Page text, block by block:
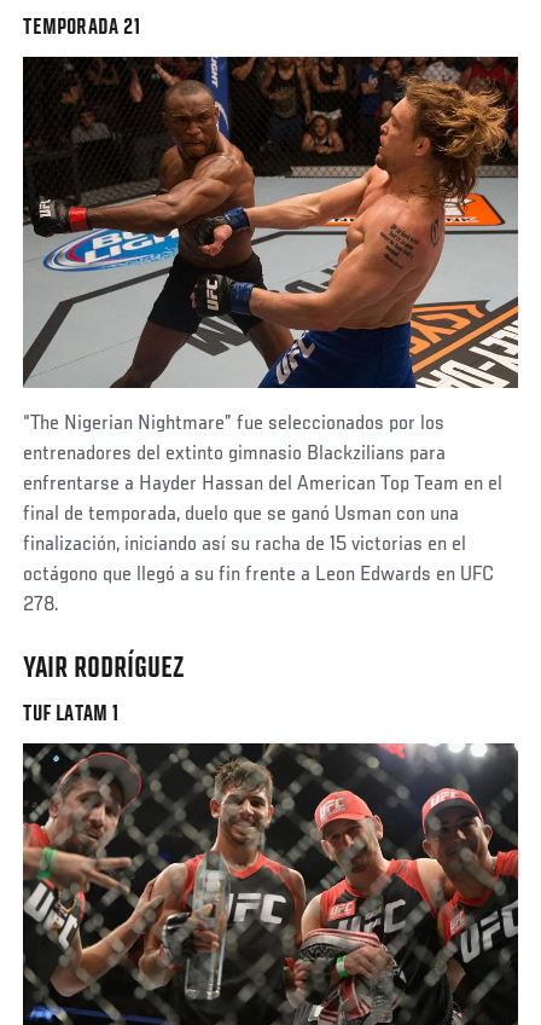
TEMPORADA 21
“The Nigerian Nightmare” fue seleccionados por los
entrenadores del extinto gimnasio Blackzilians para
enfrentarse a Hayder Hassan del American Top Team en el
final de temporada, duelo que se ganó Usman con una
finalización, iniciando así su racha de 15 victorias en el
octágono que llegó a su fin frente a Leon Edwards en UFC
278.
YAIR RODRÍGUEZ
TUF LATAM 1